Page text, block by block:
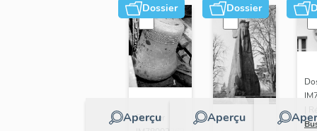
Dossier
Aperçu
Dossier
Dossier
Aperçu